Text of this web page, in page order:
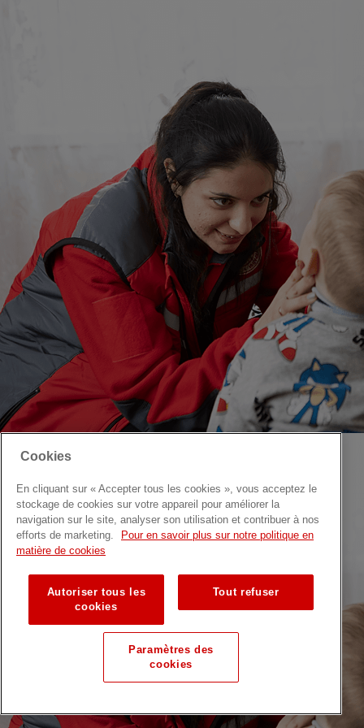
Cookies
En cliquant sur « Accepter tous les cookies », vous acceptez le
stockage de cookies sur votre appareil pour améliorer la
navigation sur le site, analyser son utilisation et contribuer à nos
efforts de marketing.
Pour en savoir plus sur notre politique en
matière de cookies
Autoriser tous les
cookies
Tout refuser
Paramètres des
cookies